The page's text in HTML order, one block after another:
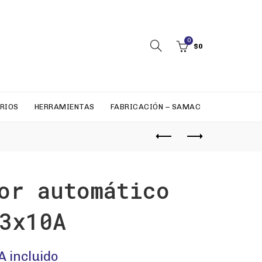
0
$0
HERRAMIENTAS FABRICACIÓN – SAMAC
automático
incluido